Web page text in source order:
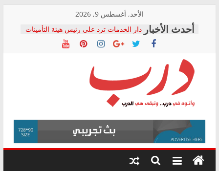
content
الأحد, أغسطس 9, 2026
دار الخدمات ترد على رئيس هيئة التأمينات
بعد مؤتمره الصحفي: إنكار الأزمة لا ينهي
معاناة أصحاب المعاشات.. ونطالب بكشف
فرحات سليمان يكتب: القطاع الصحي إلى
أين؟
حزب التحالف الشعبي يطلق لجنة “الحق
في الصحة” بالإسكندرية لرصد الانتهاكات
ودعم المرضى
الوزاري لمدينة الصحفيين.. وانتهاء أعمال
إنشاء المبنى الإداري
المجلس القومي لحقوق الإنسان يعلن
متابعة قضية الدكتور محمد زهران.. ويؤكد:
قرينة البراءة وضمانات المحاكمة العادلة
درب
وأتوه
درب..
وتبقى
هي